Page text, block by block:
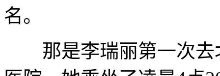
名。
那是李瑞丽第一次去